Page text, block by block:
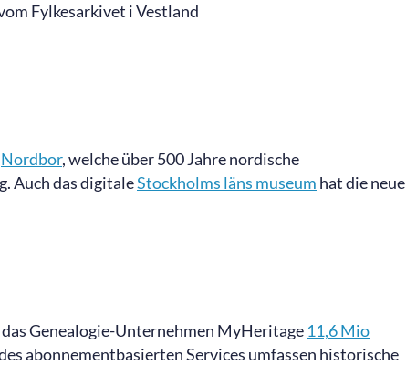
Fylkesarkivet i Vestland
Nordbor, welche über 500 Jahre nordische
Auch das digitaleStockholms läns museum hat die neue
Genealogie-Unternehmen MyHeritage 11,6 Mio
abonnementbasierten Services umfassen historische